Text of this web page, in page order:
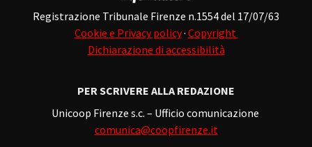
Registrazione Tribunale Firenze n.1554 del 17/07/63
Cookie e Privacy policy· Copyright
Dichiarazione di accessibilità
PER SCRIVERE ALLA REDAZIONE
Unicoop Firenze s.c. – Ufficio comunicazione
comunica@coopfirenze.it